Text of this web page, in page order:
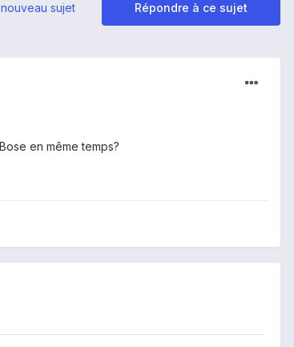
Répondre à ce sujet
sujet
en même temps?